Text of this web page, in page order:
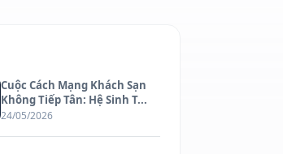
Cuộc Cách Mạng Khách Sạn
Không Tiếp Tân: Hệ Sinh T...
24/05/2026